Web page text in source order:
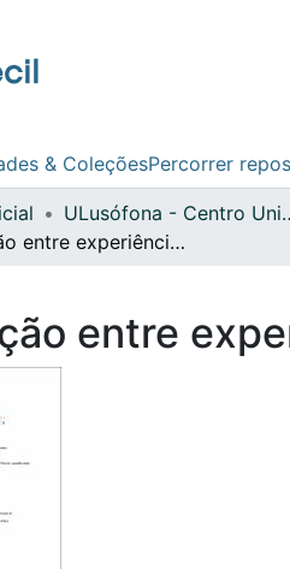
& ColeçõesPercorrer
ULusófona -
Relação entre experiências adversas na infância e suporte social
entre